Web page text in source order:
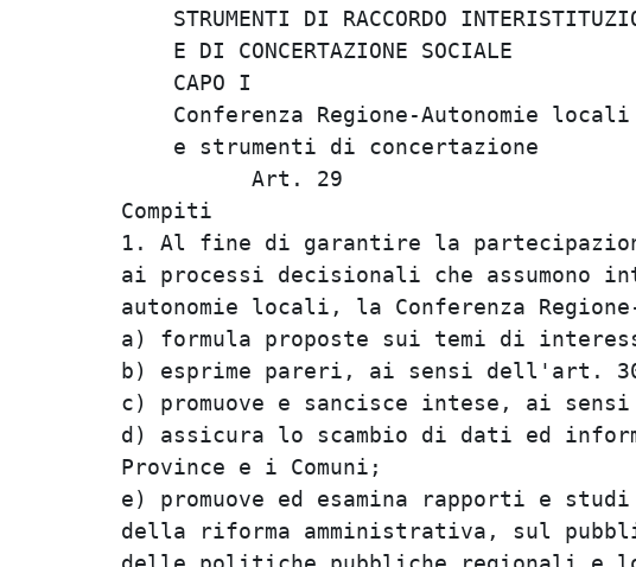
STRUMENTI DI
E DI
Conferenza
e strumenti
1. Al fine di garantire la
ai processi decisionali che
autonomie locali, la
a) formula proposte sui temi di
b) esprime pareri,
c) promuove e sancisce
d) assicura lo scambio di dati
Province
e) promuove ed esamina
della riforma amministrativa, sul